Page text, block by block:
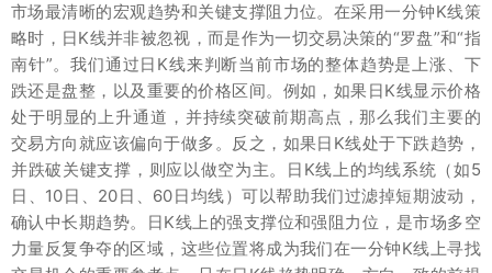
市场最清晰的宏观趋势和关键支撑阻力位。在采用一分钟K线策
略时，日K线并非被忽视，而是作为一切交易决策的“罗盘”和“指
南针”。我们通过日K线来判断当前市场的整体趋势是上涨、下
跌还是盘整，以及重要的价格区间。例如，如果日K线显示价格
处于明显的上升通道，并持续突破前期高点，那么我们主要的
交易方向就应该偏向于做多。反之，如果日K线处于下跌趋势，
并跌破关键支撑，则应以做空为主。日K线上的均线系统（如5
日、10日、20日、60日均线）可以帮助我们过滤掉短期波动，
确认中长期趋势。日K线上的强支撑位和强阻力位，是市场多空
力量反复争夺的区域，这些位置将成为我们在一分钟K线上寻找